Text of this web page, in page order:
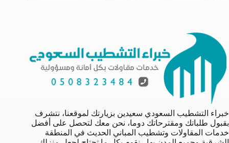
خبراء التشطيب السعودي سعيدين بزيارتك لموقعنا، نتشرف
بقبول طلباتك ومقترحاتك دوما، نحن معك لتحصل على أفضل
خدمات المقاولات وتشطيب المباني الحديث في المنطقة